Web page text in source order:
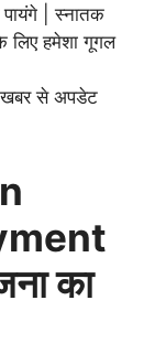
| स्नातक
हमेशा गूगल
से अपडेट
का